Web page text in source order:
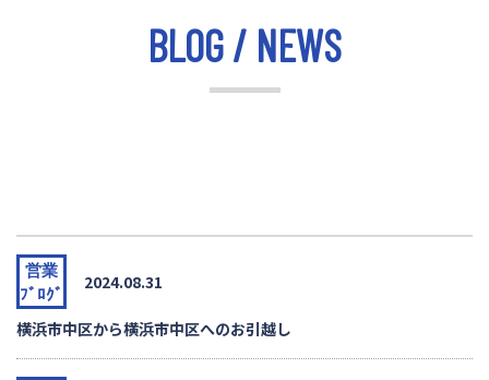
BLOG / NEWS
営業
ﾌﾞﾛｸﾞ
2024.08.31
横浜市中区から横浜市中区へのお引越し